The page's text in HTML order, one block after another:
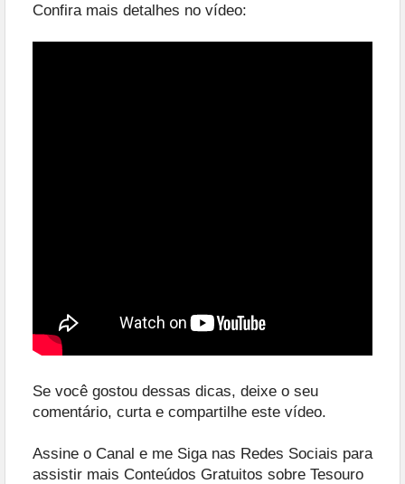
Confira mais detalhes no vídeo:
Se você gostou dessas dicas, deixe o seu
comentário, curta e compartilhe este vídeo.
Assine o Canal e me Siga nas Redes Sociais para
assistir mais Conteúdos Gratuitos sobre Tesouro